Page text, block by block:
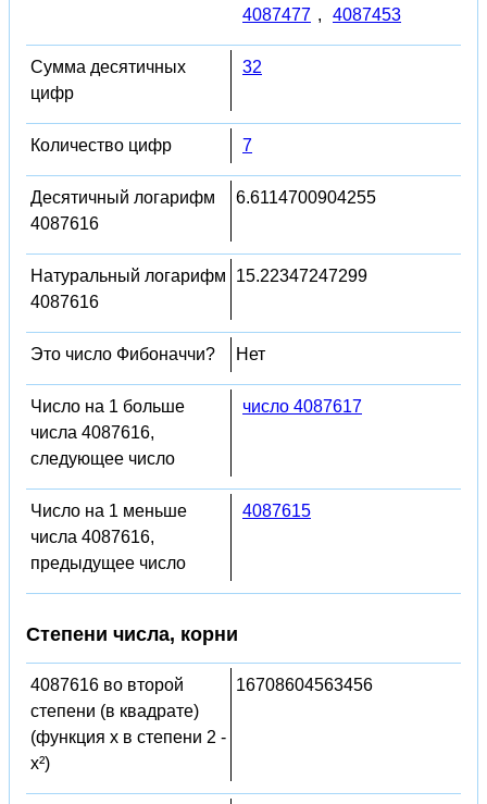
4087477 , 4087453
Сумма десятичных
цифр
32
Количество цифр 7
Десятичный логарифм
4087616
6.6114700904255
Натуральный логарифм
4087616
15.22347247299
Это число Фибоначчи? Нет
Число на 1 больше
числа 4087616,
следующее число
число 4087617
Число на 1 меньше
числа 4087616,
предыдущее число
4087615
Степени числа, корни
4087616 во второй
степени (в квадрате)
(функция x в степени 2 -
x²)
16708604563456